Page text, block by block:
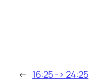
← 16:25 -> 24:25